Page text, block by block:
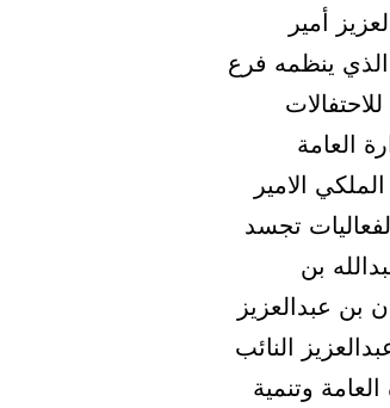
أمير
الذي ينظمه فرع
العامة
الامير
تجسد
بن
بن عبدالعزيز
النائب
وتنمية